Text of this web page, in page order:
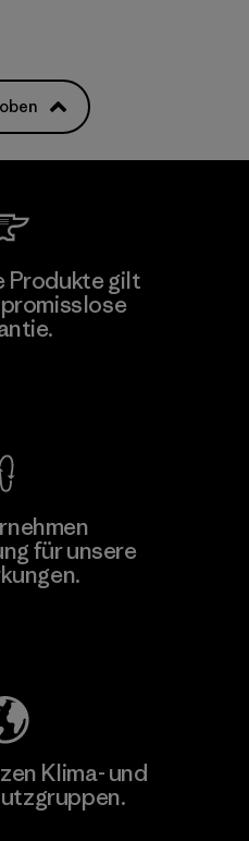
Produkte gilt
für unsere
Klima- und